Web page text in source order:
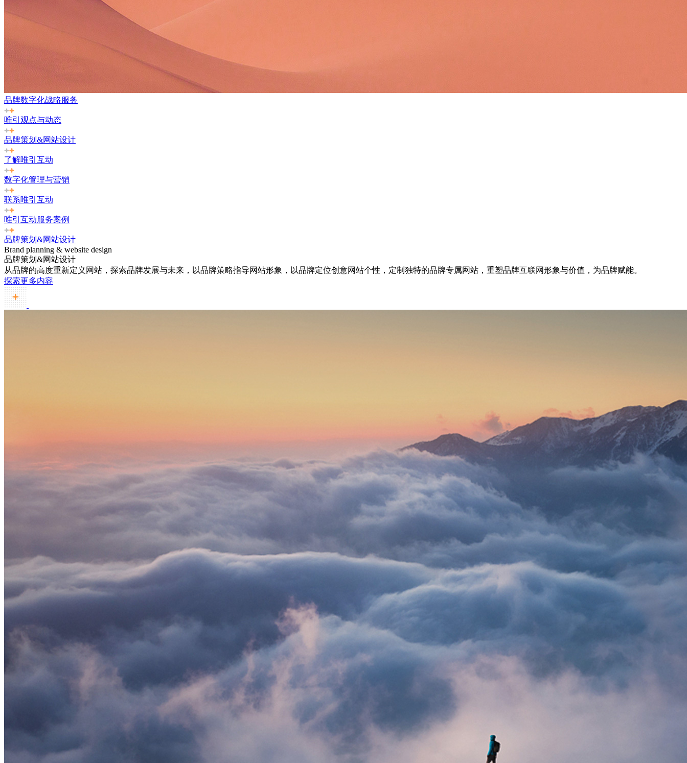
品牌数字化战略服务
唯引观点与动态
品牌策划&网站设计
了解唯引互动
数字化管理与营销
联系唯引互动
唯引互动服务案例
品牌策划&网站设计
Brand planning & website design
品牌策划&网站设计
从品牌的高度重新定义网站，探索品牌发展与未来，以品牌策略指导网站形象，以品牌定位创意网站个性，定制独特的品牌专属网站，重塑品牌互联网形象与价值，为品牌赋能。
探索更多内容